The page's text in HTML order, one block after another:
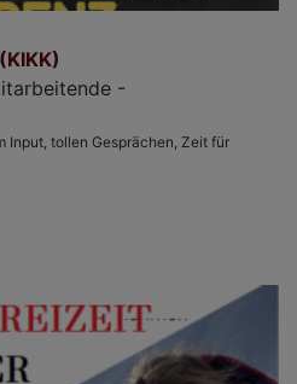
-
Input, tollen Gesprächen, Zeit für